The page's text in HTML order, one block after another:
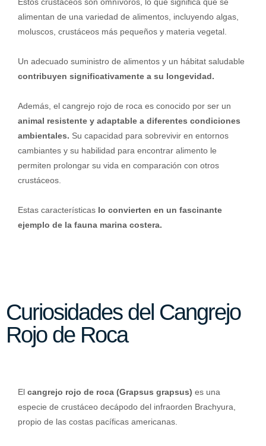
alimentan de una variedad de alimentos, incluyendo algas,
moluscos, crustáceos más pequeños y materia vegetal.
Un adecuado suministro de alimentos y un hábitat saludable
contribuyen significativamente a su longevidad.
Además, el cangrejo rojo de roca es conocido por ser un
animal resistente y adaptable a diferentes condiciones
ambientales. Su capacidad para sobrevivir en entornos
cambiantes y su habilidad para encontrar alimento le
permiten prolongar su vida en comparación con otros
crustáceos.
Estas características lo convierten en un fascinante
ejemplo de la fauna marina costera.
Curiosidades del Cangrejo
Rojo de Roca
El cangrejo rojo de roca (Grapsus grapsus) es una
especie de crustáceo decápodo del infraorden Brachyura,
propio de las costas pacíficas americanas.